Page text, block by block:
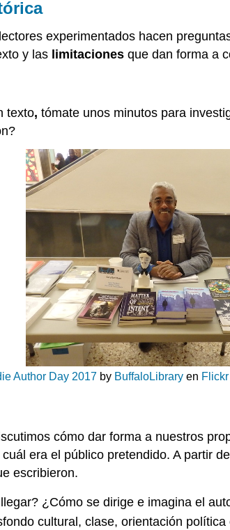
experimentados hacen
y las limitaciones que dan forma a
texto, tómate unos minutos para
Author Day 2017by BuffaloLibraryen Flickr
cómo dar forma a nuestros
era el público pretendido. A partir
escribieron.
¿Cómo se dirige e imagina el
cultural, clase, orientación